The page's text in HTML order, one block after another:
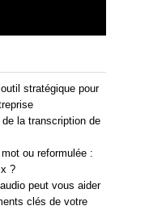
stratégique pour
de la transcription de
ou reformulée :
?
peut vous aider
clés de votre